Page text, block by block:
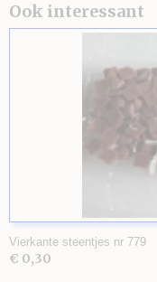
Ook interessant
Vierkante steentjes nr 779
€ 0,30